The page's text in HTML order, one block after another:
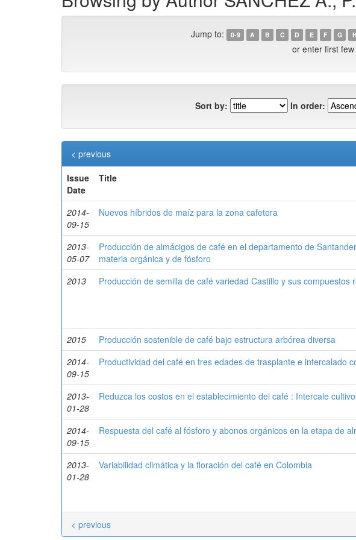
Jump to: 0-9 A B C D E F G H
or enter first
Sort by: In order:
< previous
Issue
Date
Title
2014-
09-15
Nuevos híbridos de maíz para la zona cafetera
2013-
05-07
Producción de almácigos de café en el departamento de
materia orgánica y de fósforo
2013
Producción de semilla de café variedad Castillo y sus compuestos
2015
Producción sostenible de café bajo estructura arbórea diversa
2014-
09-15
Productividad del café en tres edades de trasplante e intercalado
2013-
01-28
Reduzca los costos en el establecimiento del café : Intercale
2014-
09-15
Respuesta del café al fósforo y abonos orgánicos en la etapa de
2013-
01-28
Variabilidad climática y la floración del café en Colombia
< previous